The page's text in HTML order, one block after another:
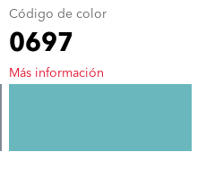
Código de color
0697
Más información